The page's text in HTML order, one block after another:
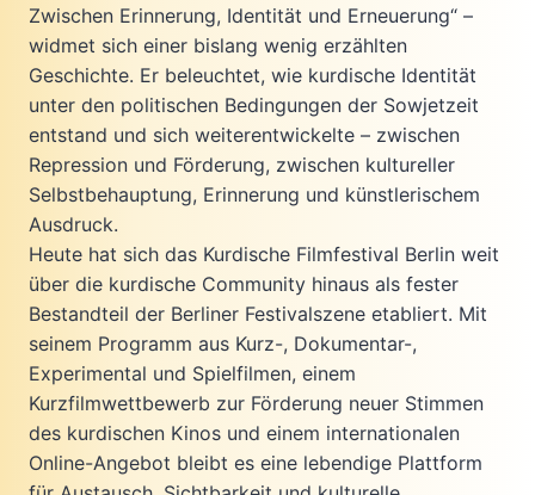
Zwischen Erinnerung, Identität und Erneuerung“ –
widmet sich einer bislang wenig erzählten
Geschichte. Er beleuchtet, wie kurdische Identität
unter den politischen Bedingungen der Sowjetzeit
entstand und sich weiterentwickelte – zwischen
Repression und Förderung, zwischen kultureller
Selbstbehauptung, Erinnerung und künstlerischem
Ausdruck.
Heute hat sich das Kurdische Filmfestival Berlin weit
über die kurdische Community hinaus als fester
Bestandteil der Berliner Festivalszene etabliert. Mit
seinem Programm aus Kurz-, Dokumentar-,
Experimental und Spielfilmen, einem
Kurzfilmwettbewerb zur Förderung neuer Stimmen
des kurdischen Kinos und einem internationalen
Online-Angebot bleibt es eine lebendige Plattform